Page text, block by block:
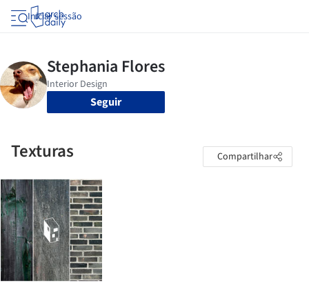
Iniciar sessão
Seguir
Texturas Compartilhar